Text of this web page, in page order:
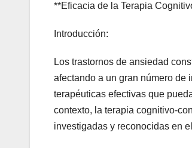
**Eficacia de la Terapia
Introducción:
Los trastornos de ansiedad
afectando a un gran número de
terapéuticas efectivas que
contexto, la terapia cognitivo-
investigadas y reconocidas en